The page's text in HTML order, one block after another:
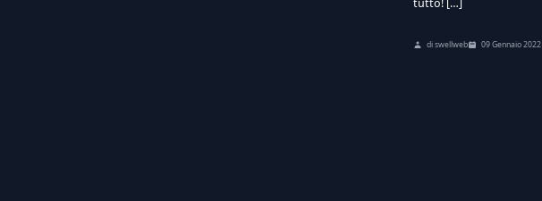
tutto! […]
di swellweb 09 Gennaio 2022